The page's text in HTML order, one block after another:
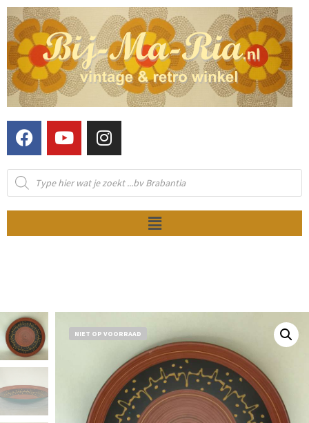
NIET OP VOORRAAD